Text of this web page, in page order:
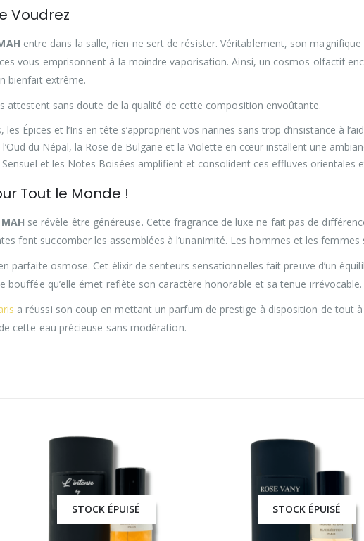
Voudrez
entre dans la salle, rien ne sert de résister. Véritablement, son
vous emprisonnent à la moindre vaporisation. Ainsi, un cosmos olfactif
bienfait extrême.
attestent sans doute de la qualité de cette composition envoûtante.
les Épices et l’Iris en tête s’approprient vos narines sans trop d’insistance à
du Népal, la Rose de Bulgarie et la Violette en cœur installent une
Sensuel et les Notes Boisées amplifient et consolident ces effluves orientales
Tout le Monde !
se révèle être généreuse. Cette fragrance de luxe ne fait pas de
font succomber les assemblées à l’unanimité. Les hommes et les
parfaite osmose. Cet élixir de senteurs sensationnelles fait preuve d’un
bouffée qu’elle émet reflète son caractère honorable et sa tenue irrévocable.
a réussi son coup en mettant un parfum de prestige à disposition de tout
cette eau précieuse sans modération.
STOCK ÉPUISÉ STOCK ÉPUISÉ